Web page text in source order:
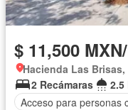
$ 11,500
Hacienda Las
2 Recámaras
2.5
Acceso para personas